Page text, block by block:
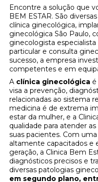
Encontre a solução que
BEM ESTAR. São
clínica ginecológica,
ginecológica São Paulo,
ginecologista
particular e consulta
sucesso, a empresa
competentes e em
A clínica ginecológica
visa a prevenção,
relacionadas ao sistema
medicina é de extrema
estar da mulher, e a
qualidade para atender
suas pacientes. Com
altamente capacitados e
geração, a Clinica Bem
diagnósticos precisos e
diversas patologias
em segundo plano,